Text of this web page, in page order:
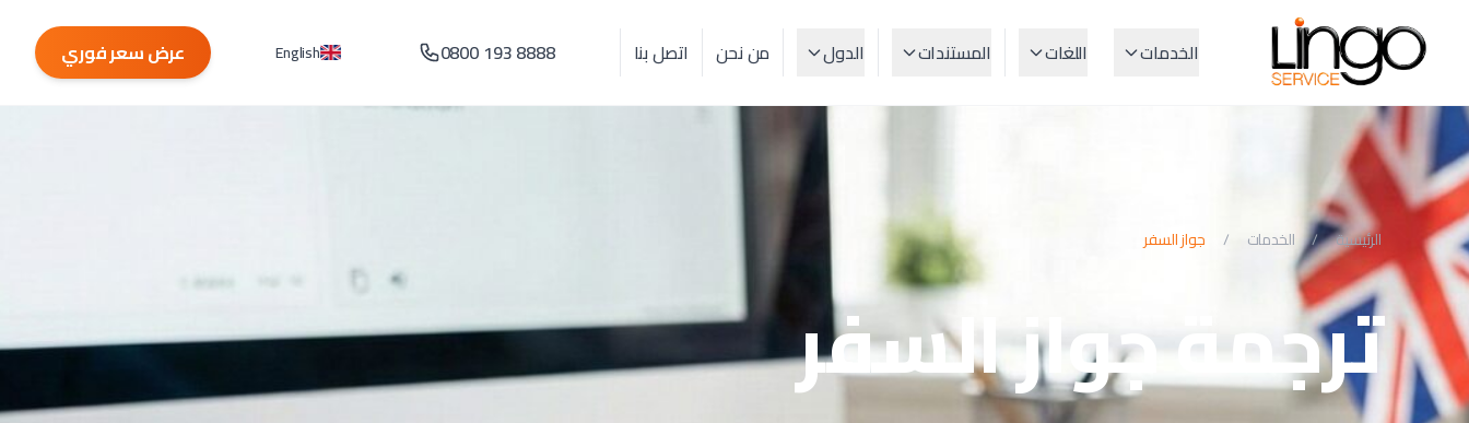
الخدمات اللغات المستندات الدول من نحن اتصل بنا 0800 193 8888
English عرض سعر فوري
الرئيسية / الخدمات / جواز السفر
ترجمة جواز السفر